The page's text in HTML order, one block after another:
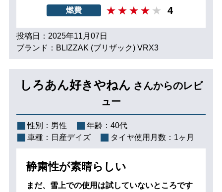
燃費 4
投稿日：2025年11月07日
ブランド：BLIZZAK (ブリザック) VRX3
しろあん好きやねん さんからのレビ
ュー
性別： 男性 年齢： 40代
車種： 日産デイズ タイヤ使用月数： 1ヶ月
静粛性が素晴らしい
まだ、雪上での使用は試していないところです